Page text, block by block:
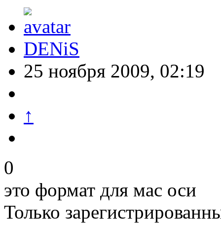
DENiS
25 ноября 2009, 02:19
↑
0
это формат для мас оси
Только